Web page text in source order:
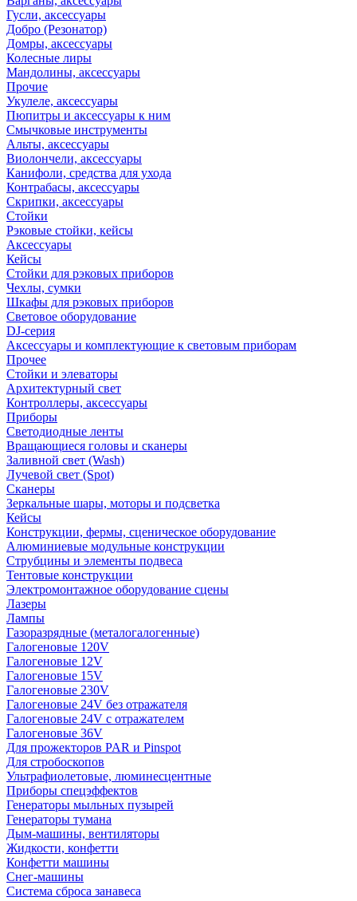
Гусли, аксессуары
Добро (Резонатор)
Домры, аксессуары
Колесные лиры
Мандолины, аксессуары
Прочие
Укулеле, аксессуары
Пюпитры и аксессуары к ним
Смычковые инструменты
Альты, аксессуары
Виолончели, аксессуары
Канифоли, средства для ухода
Контрабасы, аксессуары
Скрипки, аксессуары
Стойки
Рэковые стойки, кейсы
Аксессуары
Кейсы
Стойки для рэковых приборов
Чехлы, сумки
Шкафы для рэковых приборов
Световое оборудование
DJ-серия
Аксессуары и комплектующие к световым приборам
Прочее
Стойки и элеваторы
Архитектурный свет
Контроллеры, аксессуары
Приборы
Светодиодные ленты
Вращающиеся головы и сканеры
Заливной свет (Wash)
Лучевой свет (Spot)
Сканеры
Зеркальные шары, моторы и подсветка
Кейсы
Конструкции, фермы, сценическое оборудование
Алюминиевые модульные конструкции
Струбцины и элементы подвеса
Тентовые конструкции
Электромонтажное оборудование сцены
Лазеры
Лампы
Газоразрядные (металогалогенные)
Галогеновые 120V
Галогеновые 12V
Галогеновые 15V
Галогеновые 230V
Галогеновые 24V без отражателя
Галогеновые 24V с отражателем
Галогеновые 36V
Для прожекторов PAR и Pinspot
Для стробоскопов
Ультрафиолетовые, люминесцентные
Приборы спецэффектов
Генераторы мыльных пузырей
Генераторы тумана
Дым-машины, вентиляторы
Жидкости, конфетти
Конфетти машины
Снег-машины
Система сброса занавеса